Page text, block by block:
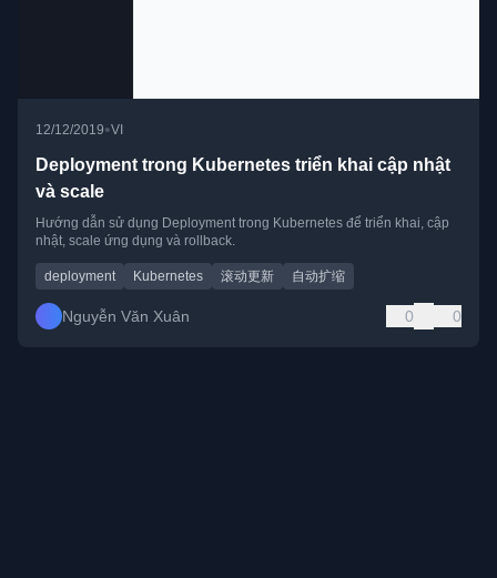
12/12/2019•VI
Deployment trong Kubernetes triển khai cập nhật
và scale
Hướng dẫn sử dụng Deployment trong Kubernetes để triển khai, cập
nhật, scale ứng dụng và rollback.
deployment Kubernetes 滚动更新 自动扩缩
Nguyễn Văn Xuân 0 0